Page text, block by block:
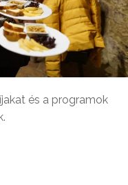
és a programok